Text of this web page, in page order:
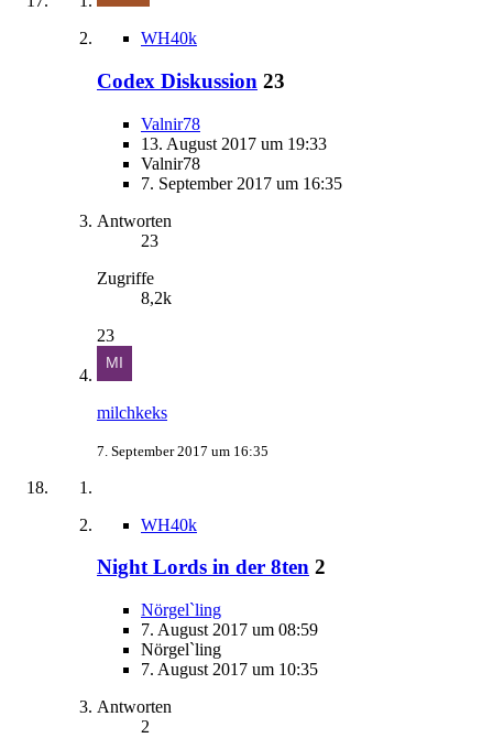
WH40k
Codex Diskussion 23
Valnir78
13. August 2017 um 19:33
Valnir78
7. September 2017 um 16:35
Antworten
23
Zugriffe
8,2k
23
milchkeks
7. September 2017 um 16:35
WH40k
Night Lords in der 8ten 2
Nörgel`ling
7. August 2017 um 08:59
Nörgel`ling
7. August 2017 um 10:35
Antworten
2